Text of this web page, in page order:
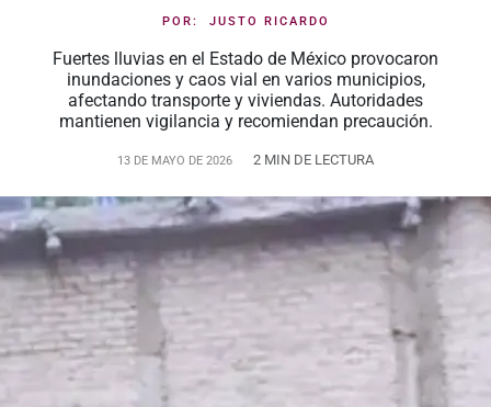
POR: JUSTO RICARDO
Fuertes lluvias en el Estado de México provocaron
inundaciones y caos vial en varios municipios,
afectando transporte y viviendas. Autoridades
mantienen vigilancia y recomiendan precaución.
13 DE MAYO DE 2026 2 MIN DE LECTURA